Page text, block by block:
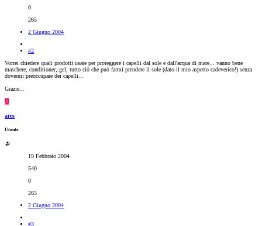
0
265
2 Giugno 2004
#2
Vorrei chiedere quali prodotti usate per proteggere i capelli dal sole e dall'acqua di mare... vanno bene
maschere, conditioner, gel, tutto ciò che può farmi prendere il sole (dato il mio aspetto cadeverico!) senza
dovermi preoccupare dei capelli...
Grazie...
A
ares
Utente
19 Febbraio 2004
540
0
265
2 Giugno 2004
#3